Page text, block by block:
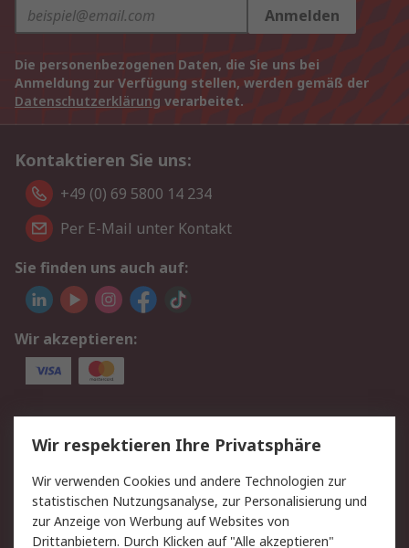
Anmelden
Die personenbezogenen Daten, die Sie uns bei
Anmeldung zur Verfügung stellen, werden gemäß der
Datenschutzerklärung verarbeitet.
Kontaktieren Sie uns:
+49 (0) 69 5800 14 234
Per E-Mail unter Kontakt
Sie finden uns auch auf:
Wir akzeptieren:
Service
Value Added Services
Lieferlösungen
Rücksendungen
Kontakt
Hilfe
Privatkunden
Wir respektieren Ihre Privatsphäre
Wir verwenden Cookies und andere Technologien zur
statistischen Nutzungsanalyse, zur Personalisierung und
zur Anzeige von Werbung auf Websites von
Drittanbietern. Durch Klicken auf "Alle akzeptieren"